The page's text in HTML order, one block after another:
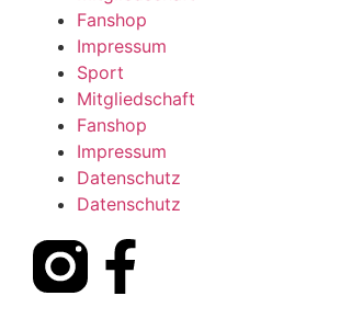
Fanshop
Impressum
Sport
Mitgliedschaft
Fanshop
Impressum
Datenschutz
Datenschutz